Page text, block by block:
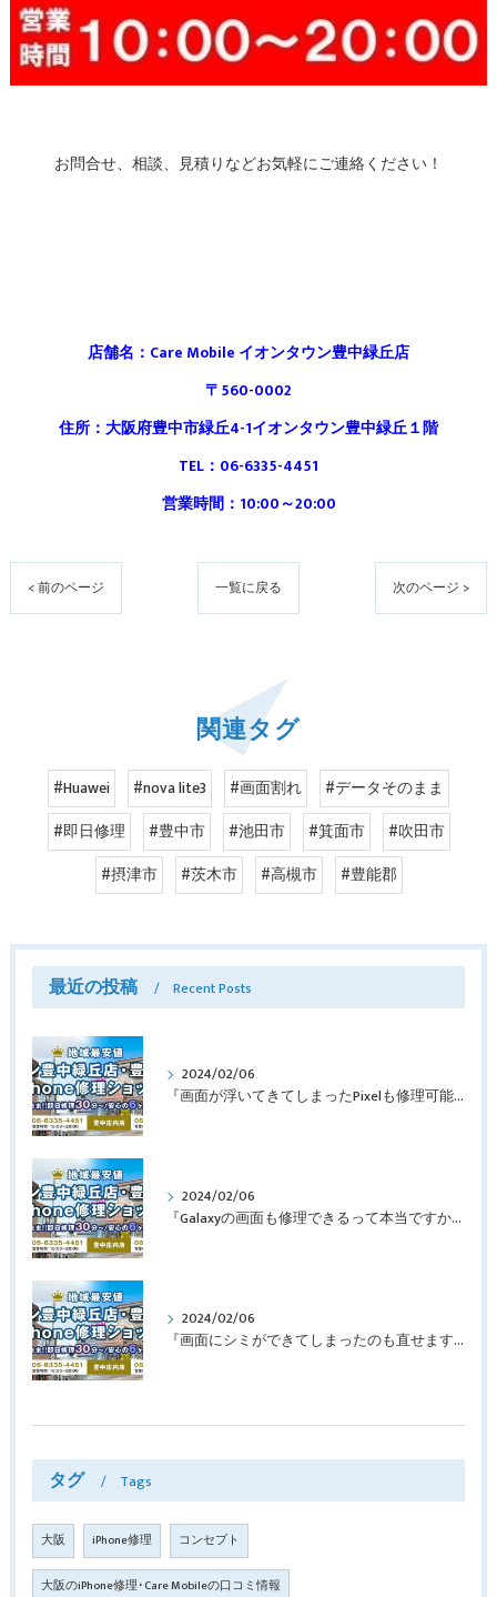
お問合せ、相談、見積りなどお気軽にご連絡ください！
店舗名：Care Mobile イオンタウン豊中緑丘店
〒560-0002
住所：大阪府豊中市緑丘4-1イオンタウン豊中緑丘１階
TEL：06-6335-4451
営業時間：10:00～20:00
< 前のページ 一覧に戻る 次のページ >
関連タグ
#Huawei #nova lite3 #画面割れ
#データそのまま
#即日修理
#豊中市 #池田市 #箕面市
#吹田市
#摂津市
#茨木市 #高槻市 #豊能郡
最近の投稿 Recent Posts
2024/02/06
『画面が浮いてきてしまったPixelも修理可能？』淀川区西三国よりバッテリー交換でご来店♪【Google Pixel5】
2024/02/06
『Galaxyの画面も修理できるって本当ですか？』豊中市服部本町より画面修理でご来店♪【Galaxy Note10+】
2024/02/06
『画面にシミができてしまったのも直せますか？』豊中市南桜塚より画面修理でご来店♪【iPhone11Pro】
タグ Tags
大阪 iPhone修理 コンセプト
大阪のiPhone修理･Care Mobileの口コミ情報